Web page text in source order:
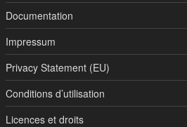
Documentation
Impressum
Privacy Statement (EU)
Conditions d’utilisation
Licences et droits